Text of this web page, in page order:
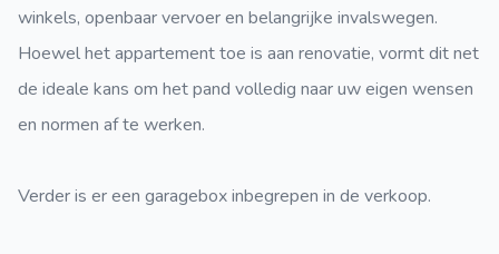
winkels, openbaar vervoer en belangrijke invalswegen.
Hoewel het appartement toe is aan renovatie, vormt dit net
de ideale kans om het pand volledig naar uw eigen wensen
en normen af te werken.
Verder is er een garagebox inbegrepen in de verkoop.